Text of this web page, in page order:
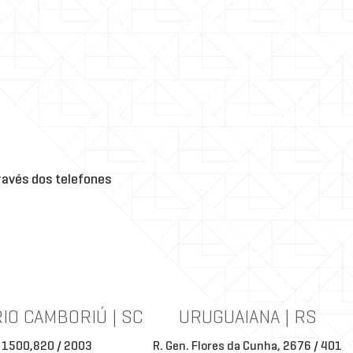
CAMBORIÚ | SC
1500,820 / 2003
URUGUAIANA | RS
R. Gen. Flores da Cunha, 2676 / 401
dos telefones